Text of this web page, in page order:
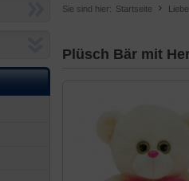
Sie sind hier: Startseite
Plüsch Bär mit